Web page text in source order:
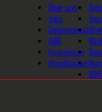
Über uns
Jobs
Datenschutz
AGB
Impressum
Handbücher